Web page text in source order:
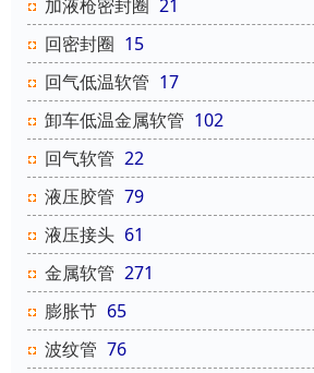
加液枪密封圈 21
回密封圈 15
回气低温软管 17
卸车低温金属软管 102
回气软管 22
液压胶管 79
液压接头 61
金属软管 271
膨胀节 65
波纹管 76